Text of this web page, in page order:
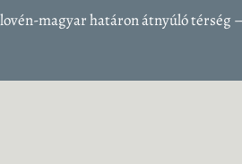
magyar határon átnyúló térség